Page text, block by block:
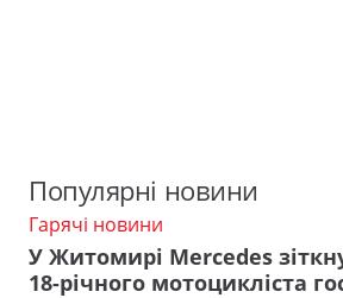
Популярні новини
Гарячі новини
У Житомирі Mercedes
18-річного мотоцикліста